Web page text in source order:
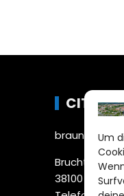
Um
Bruchtorwall
38100